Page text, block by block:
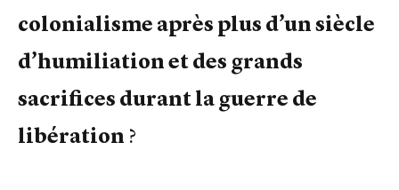
colonialisme après plus d’un siècle
d’humiliation et des grands
sacrifices durant la guerre de
libération ?